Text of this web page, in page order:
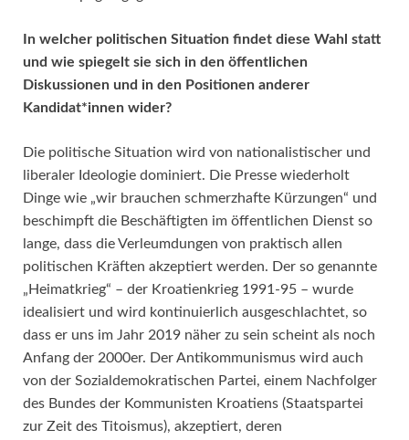
In welcher politischen Situation findet diese Wahl statt
und wie spiegelt sie sich in den öffentlichen
Diskussionen und in den Positionen anderer
Kandidat*innen wider?
Die politische Situation wird von nationalistischer und
liberaler Ideologie dominiert. Die Presse wiederholt
Dinge wie „wir brauchen schmerzhafte Kürzungen“ und
beschimpft die Beschäftigten im öffentlichen Dienst so
lange, dass die Verleumdungen von praktisch allen
politischen Kräften akzeptiert werden. Der so genannte
„Heimatkrieg“ – der Kroatienkrieg 1991-95 – wurde
idealisiert und wird kontinuierlich ausgeschlachtet, so
dass er uns im Jahr 2019 näher zu sein scheint als noch
Anfang der 2000er. Der Antikommunismus wird auch
von der Sozialdemokratischen Partei, einem Nachfolger
des Bundes der Kommunisten Kroatiens (Staatspartei
zur Zeit des Titoismus), akzeptiert, deren